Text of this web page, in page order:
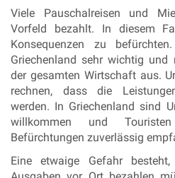
Viele Pauschalreisen und
Vorfeld bezahlt. In diesem
Konsequenzen zu
Griechenland sehr wichtig
der gesamten Wirtschaft aus.
rechnen, dass die
werden. In Griechenland sind
willkommen und
Befürchtungen zuverlässig
Eine etwaige Gefahr